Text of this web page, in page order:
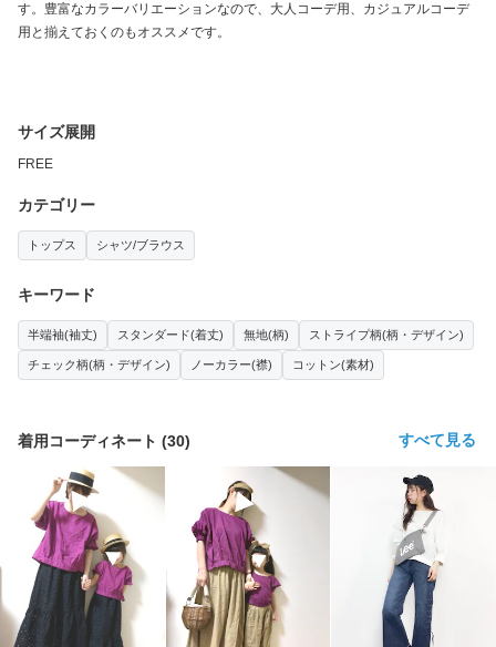
す。豊富なカラーバリエーションなので、大人コーデ用、カジュアルコーデ
用と揃えておくのもオススメです。
サイズ展開
FREE
カテゴリー
トップス シャツ/ブラウス
キーワード
半端袖(袖丈) スタンダード(着丈) 無地(柄) ストライプ柄(柄・デザイン)
チェック柄(柄・デザイン) ノーカラー(襟) コットン(素材)
着用コーディネート (30) すべて見る